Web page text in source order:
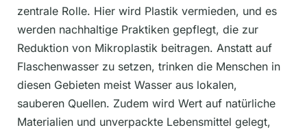
zentrale Rolle. Hier wird Plastik vermieden, und es
werden nachhaltige Praktiken gepflegt, die zur
Reduktion von Mikroplastik beitragen. Anstatt auf
Flaschenwasser zu setzen, trinken die Menschen in
diesen Gebieten meist Wasser aus lokalen,
sauberen Quellen. Zudem wird Wert auf natürliche
Materialien und unverpackte Lebensmittel gelegt,